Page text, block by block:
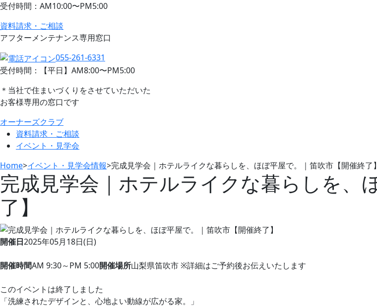
受付時間：AM10:00〜PM5:00
資料請求・ご相談
アフターメンテナンス専用窓口
055-261-6331
受付時間：【平日】AM8:00〜PM5:00
＊当社で住まいづくりをさせていただいた
お客様専用の窓口です
オーナーズクラブ
資料請求・ご相談
イベント・見学会
Home>イベント・見学会情報>完成見学会｜ホテルライクな暮らしを、ほぼ平屋で。｜笛吹市【開催終了】
完成見学会｜ホテルライクな暮らしを、
了】
開催日2025年05月18日(日)
開催時間AM 9:30～PM 5:00開催場所山梨県笛吹市 ※詳細はご予約後お伝えいたします
このイベントは終了しました
「洗練されたデザインと、心地よい動線が広がる家。」